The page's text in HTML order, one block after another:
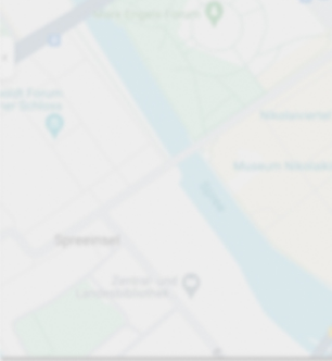
Öppet nu
Från 25,00
Priser och